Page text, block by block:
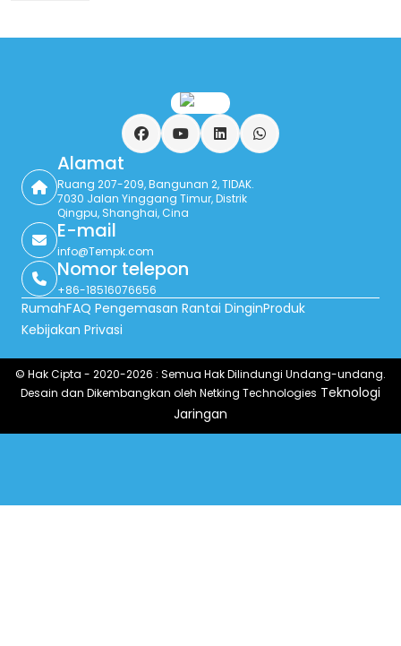
FacebookYouTubeLinkedInAda apa
Alamat
Ruang 207-209, Bangunan 2, TIDAK.
7030 Jalan Yinggang Timur, Distrik
Qingpu, Shanghai, Cina
E-mail
info@Tempk.com
Nomor telepon
+86-18516076656
RumahFAQ Pengemasan Rantai DinginProduk
Kebijakan Privasi
© Hak Cipta - 2020-2026 : Semua Hak Dilindungi Undang-undang.
Desain dan Dikembangkan oleh Netking Technologies Teknologi
Jaringan